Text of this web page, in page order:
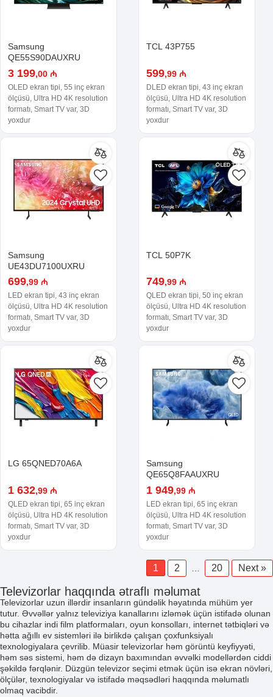
Samsung
QE55S90DAUXRU
3 199,00 ₼
OLED ekran tipi, 55 inç ekran
ölçüsü, Ultra HD 4K resolution
formatı, Smart TV var, 3D
yoxdur
TCL 43P755
599,99 ₼
DLED ekran tipi, 43 inç ekran
ölçüsü, Ultra HD 4K resolution
formatı, Smart TV var, 3D
yoxdur
Samsung
UE43DU7100UXRU
699,99 ₼
LED ekran tipi, 43 inç ekran
ölçüsü, Ultra HD 4K resolution
formatı, Smart TV var, 3D
yoxdur
TCL 50P7K
749,99 ₼
QLED ekran tipi, 50 inç ekran
ölçüsü, Ultra HD 4K resolution
formatı, Smart TV var, 3D
yoxdur
LG 65QNED70A6A
1 632,99 ₼
QLED ekran tipi, 65 inç ekran
ölçüsü, Ultra HD 4K resolution
formatı, Smart TV var, 3D
yoxdur
Samsung
QE65Q8FAAUXRU
1 949,99 ₼
LED ekran tipi, 65 inç ekran
ölçüsü, Ultra HD 4K resolution
formatı, Smart TV var, 3D
yoxdur
1 2 20 Next »
Televizorlar haqqında ətraflı məlumat
Televizorlar uzun illərdir insanların gündəlik həyatında mühüm yer
tutur. Əvvəllər yalnız televiziya kanallarını izləmək üçün istifadə olunan
bu cihazlar indi film platformaları, oyun konsolları, internet tətbiqləri və
hətta ağıllı ev sistemləri ilə birlikdə çalışan çoxfunksiyalı
texnologiyalara çevrilib. Müasir televizorlar həm görüntü keyfiyyəti,
həm səs sistemi, həm də dizayn baxımından əvvəlki modellərdən ciddi
şəkildə fərqlənir. Düzgün televizor seçimi etmək üçün isə ekran növləri,
ölçülər, texnologiyalar və istifadə məqsədləri haqqında məlumatlı
olmaq vacibdir.